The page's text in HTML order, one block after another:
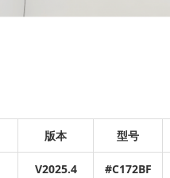
版本 型号
V2025.4 #C172BF